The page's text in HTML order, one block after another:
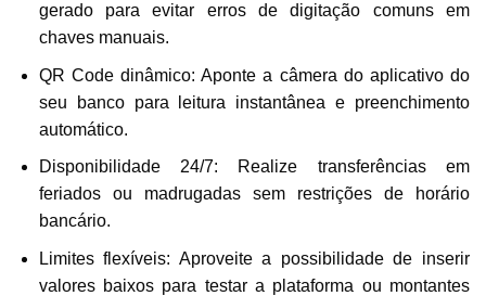
gerado para evitar erros de digitação comuns em
chaves manuais.
QR Code dinâmico: Aponte a câmera do aplicativo do
seu banco para leitura instantânea e preenchimento
automático.
Disponibilidade 24/7: Realize transferências em
feriados ou madrugadas sem restrições de horário
bancário.
Limites flexíveis: Aproveite a possibilidade de inserir
valores baixos para testar a plataforma ou montantes